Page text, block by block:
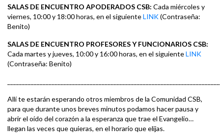
SALAS DE ENCUENTRO APODERADOS CSB: Cada miércoles y
viernes, 10:00 y 18:00 horas, en el siguienteLINK(Contraseña:
Benito)
SALAS DE ENCUENTRO PROFESORES Y FUNCIONARIOS CSB:
Cada martes y jueves, 10:00 y 16:00 horas, en el siguienteLINK
(Contraseña: Benito)
Allí te estarán esperando otros miembros de la Comunidad CSB,
para que durante unos breves minutos podamos hacer pausa y
abrir el oído del corazón a la esperanza que trae el Evangelio…
llegan las veces que quieras, en el horario que elijas.